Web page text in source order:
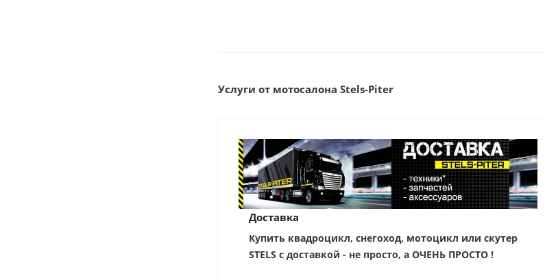
Услуги от мотосалона Stels-Piter
Доставка
Купить квадроцикл, снегоход, мотоцикл или скутер
STELS с доставкой - не просто, а ОЧЕНЬ ПРОСТО !